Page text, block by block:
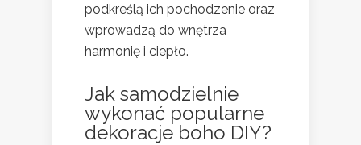
podkreślą ich pochodzenie oraz
wprowadzą do wnętrza
harmonię i ciepło.
Jak samodzielnie
wykonać popularne
dekoracje boho DIY?